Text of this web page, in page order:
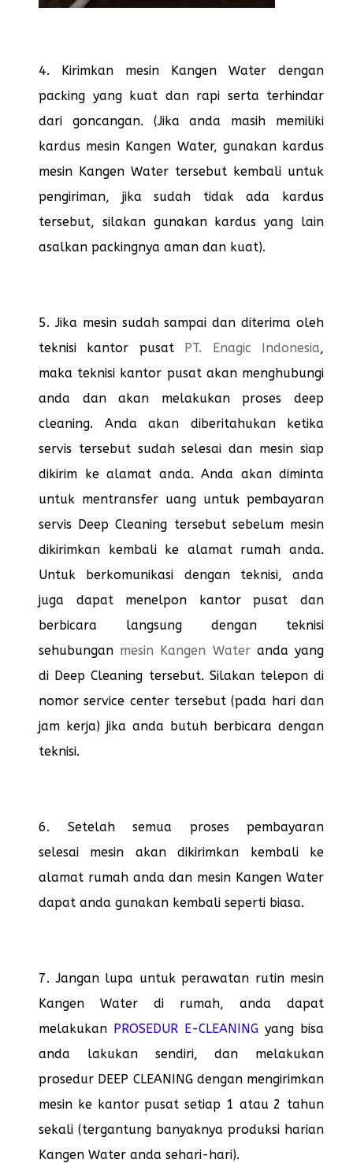
4. Kirimkan mesin Kangen Water dengan
packing yang kuat dan rapi serta terhindar
dari goncangan. (Jika anda masih memiliki
kardus mesin Kangen Water, gunakan kardus
mesin Kangen Water tersebut kembali untuk
pengiriman, jika sudah tidak ada kardus
tersebut, silakan gunakan kardus yang lain
asalkan packingnya aman dan kuat).
5. Jika mesin sudah sampai dan diterima oleh
teknisi kantor pusat PT. Enagic Indonesia,
maka teknisi kantor pusat akan menghubungi
anda dan akan melakukan proses deep
cleaning. Anda akan diberitahukan ketika
servis tersebut sudah selesai dan mesin siap
dikirim ke alamat anda. Anda akan diminta
untuk mentransfer uang untuk pembayaran
servis Deep Cleaning tersebut sebelum mesin
dikirimkan kembali ke alamat rumah anda.
Untuk berkomunikasi dengan teknisi, anda
juga dapat menelpon kantor pusat dan
berbicara langsung dengan teknisi
sehubungan mesin Kangen Wateranda yang
di Deep Cleaning tersebut. Silakan telepon di
nomor service center tersebut (pada hari dan
jam kerja) jika anda butuh berbicara dengan
teknisi.
6. Setelah semua proses pembayaran
selesai mesin akan dikirimkan kembali ke
alamat rumah anda dan mesin Kangen Water
dapat anda gunakan kembali seperti biasa.
7. Jangan lupa untuk perawatan rutin mesin
Kangen Water di rumah, anda dapat
melakukan PROSEDUR E-CLEANING yang bisa
anda lakukan sendiri, dan melakukan
prosedur DEEP CLEANING dengan mengirimkan
mesin ke kantor pusat setiap 1 atau 2 tahun
sekali (tergantung banyaknya produksi harian
Kangen Water anda sehari-hari).